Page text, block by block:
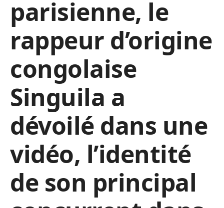
parisienne, le
rappeur d’origine
congolaise
Singuila a
dévoilé dans une
vidéo, l’identité
de son principal